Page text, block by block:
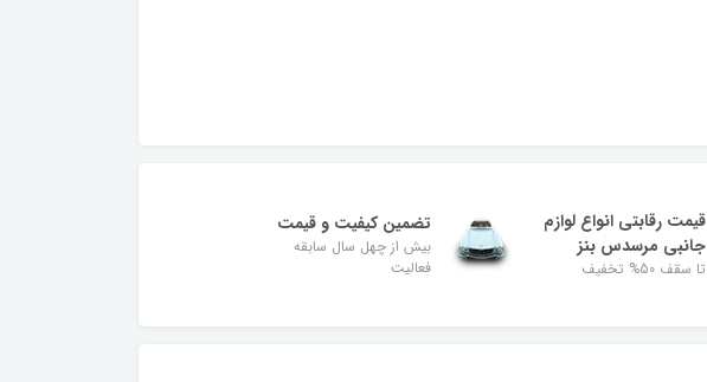
قیمت رقابتی انواع لوازم
جانبی مرسدس بنز
تا سقف 50% تخفیف
تضمین کیفیت و قیمت
بیش از چهل سال سابقه
فعالیت